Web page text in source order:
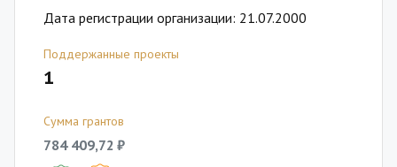
Дата регистрации организации: 21.07.2000
Поддержанные проекты
1
Сумма грантов
784 409,72 ₽